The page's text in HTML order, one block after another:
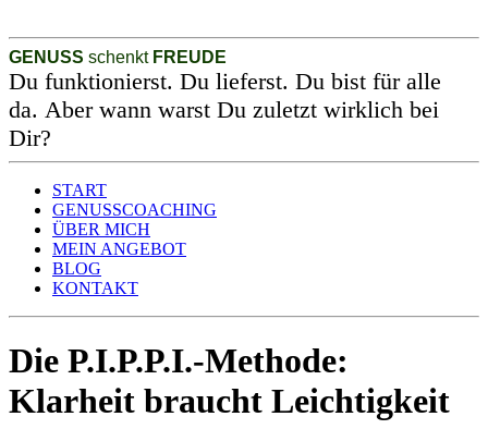
GENUSS schenkt FREUDE
Du funktionierst. Du lieferst. Du bist für alle
da. Aber wann warst Du zuletzt wirklich bei
Dir?
START
GENUSSCOACHING
ÜBER MICH
MEIN ANGEBOT
BLOG
KONTAKT
Die P.I.P.P.I.-Methode:
Klarheit braucht Leichtigkeit